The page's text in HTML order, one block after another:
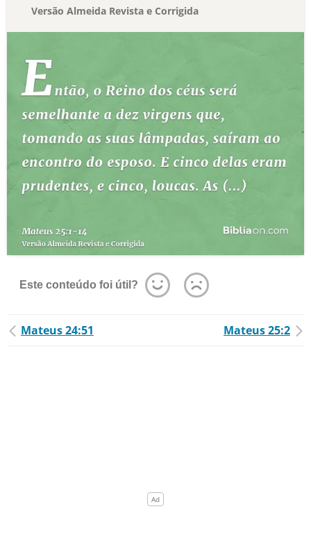
Versão Almeida Revista e Corrigida
Este conteúdo foi útil?
Mateus 24:51 Mateus 25:2